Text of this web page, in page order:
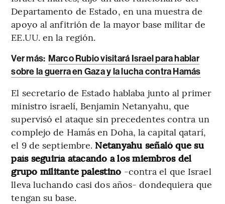
Departamento de Estado, en una muestra de
apoyo al anfitrión de la mayor base militar de
EE.UU. en la región.
Ver más: Marco Rubio visitará Israel para hablar
sobre la guerra en Gaza y la lucha contra Hamás
El secretario de Estado hablaba junto al primer
ministro israelí, Benjamin Netanyahu, que
supervisó el ataque sin precedentes contra un
complejo de Hamás en Doha, la capital qatarí,
el 9 de septiembre. Netanyahu señaló que su
país seguiría atacando a los miembros del
grupo militante palestino -contra el que Israel
lleva luchando casi dos años- dondequiera que
tengan su base.